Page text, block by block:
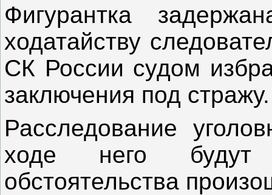
Фигурантка
ходатайству
СК России судом
заключения под стражу.
Расследование
ходе него будут
обстоятельства